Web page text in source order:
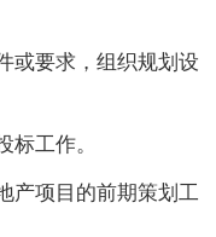
要求，组织规划设
工作。
项目的前期策划工